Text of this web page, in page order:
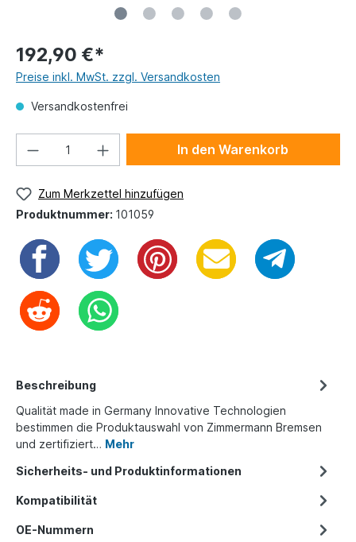
192,90 €*
Preise inkl. MwSt. zzgl. Versandkosten
Versandkostenfrei
In den Warenkorb
Zum Merkzettel hinzufügen
Produktnummer: 101059
Beschreibung
Qualität made in Germany Innovative Technologien
bestimmen die Produktauswahl von Zimmermann Bremsen
und zertifiziert… Mehr
Sicherheits- und Produktinformationen
Kompatibilität
OE-Nummern